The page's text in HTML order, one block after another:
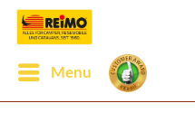
Menu